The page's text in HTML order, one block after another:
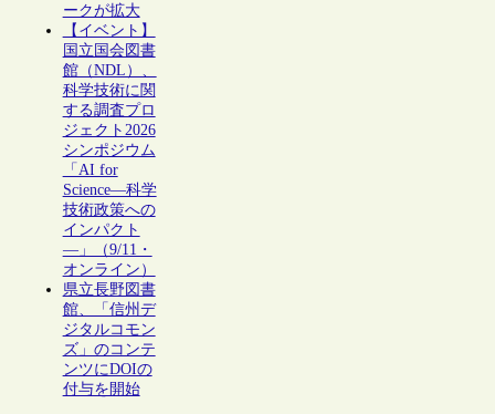
ークが拡大
【イベント】
国立国会図書
館（NDL）、
科学技術に関
する調査プロ
ジェクト2026
シンポジウム
「AI for
Science―科学
技術政策への
インパクト
―」（9/11・
オンライン）
県立長野図書
館、「信州デ
ジタルコモン
ズ」のコンテ
ンツにDOIの
付与を開始